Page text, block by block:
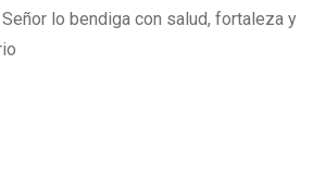
lo bendiga con salud, fortaleza y